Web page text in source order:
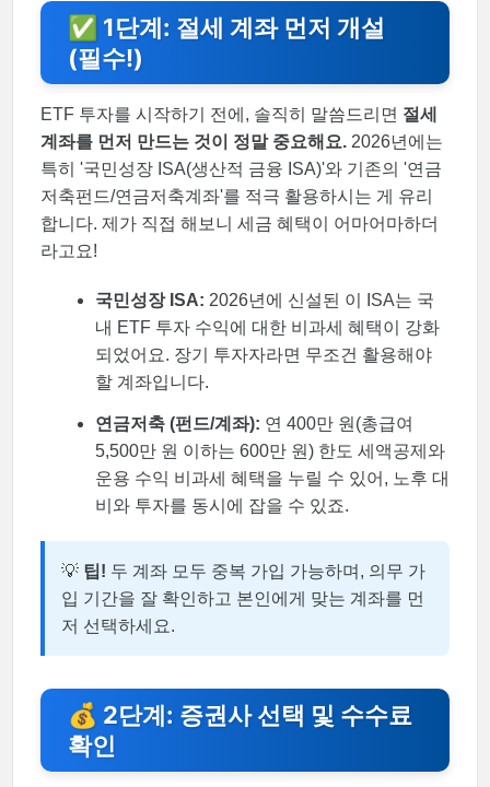
✅ 1단계: 절세 계좌 먼저 개설
(필수!)
ETF 투자를 시작하기 전에, 솔직히 말씀드리면 절세
계좌를 먼저 만드는 것이 정말 중요해요.2026년에는
특히 '국민성장 ISA(생산적 금융 ISA)'와 기존의 '연금
저축펀드/연금저축계좌'를 적극 활용하시는 게 유리
합니다. 제가 직접 해보니 세금 혜택이 어마어마하더
라고요!
국민성장 ISA: 2026년에 신설된 이 ISA는 국
내 ETF 투자 수익에 대한 비과세 혜택이 강화
되었어요. 장기 투자자라면 무조건 활용해야
할 계좌입니다.
연금저축 (펀드/계좌): 연 400만 원(총급여
5,500만 원 이하는 600만 원) 한도 세액공제와
운용 수익 비과세 혜택을 누릴 수 있어, 노후 대
비와 투자를 동시에 잡을 수 있죠.
💡 팁! 두 계좌 모두 중복 가입 가능하며, 의무 가
입 기간을 잘 확인하고 본인에게 맞는 계좌를 먼
저 선택하세요.
💰 2단계: 증권사 선택 및 수수료
확인